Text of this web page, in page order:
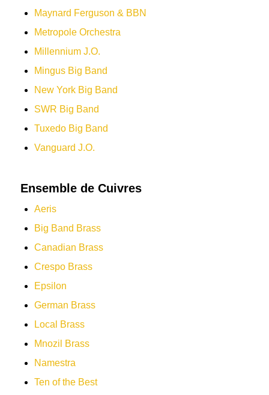
Maynard Ferguson & BBN
Metropole Orchestra
Millennium J.O.
Mingus Big Band
New York Big Band
SWR Big Band
Tuxedo Big Band
Vanguard J.O.
Ensemble de Cuivres
Aeris
Big Band Brass
Canadian Brass
Crespo Brass
Epsilon
German Brass
Local Brass
Mnozil Brass
Namestra
Ten of the Best